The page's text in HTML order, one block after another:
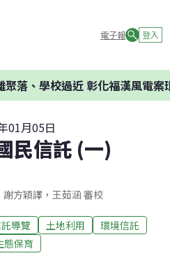
電子報 登入
學校過近 彰化福漢風電案環委
01月05日
民信託 (一)
方穎譯，王茹涵 審校
導覽 土地利用
環境信託
態保育